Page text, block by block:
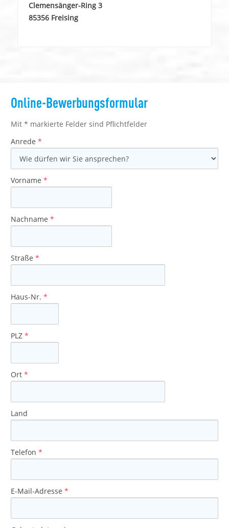
Clemensänger-Ring 3
85356 Freising
Online-Bewerbungsformular
Bewerbungsformular
Mit * markierte Felder sind Pflichtfelder
Anrede *
Vorname *
Nachname *
Straße *
Haus-Nr. *
PLZ *
Ort *
Land
Telefon *
E-Mail-Adresse *